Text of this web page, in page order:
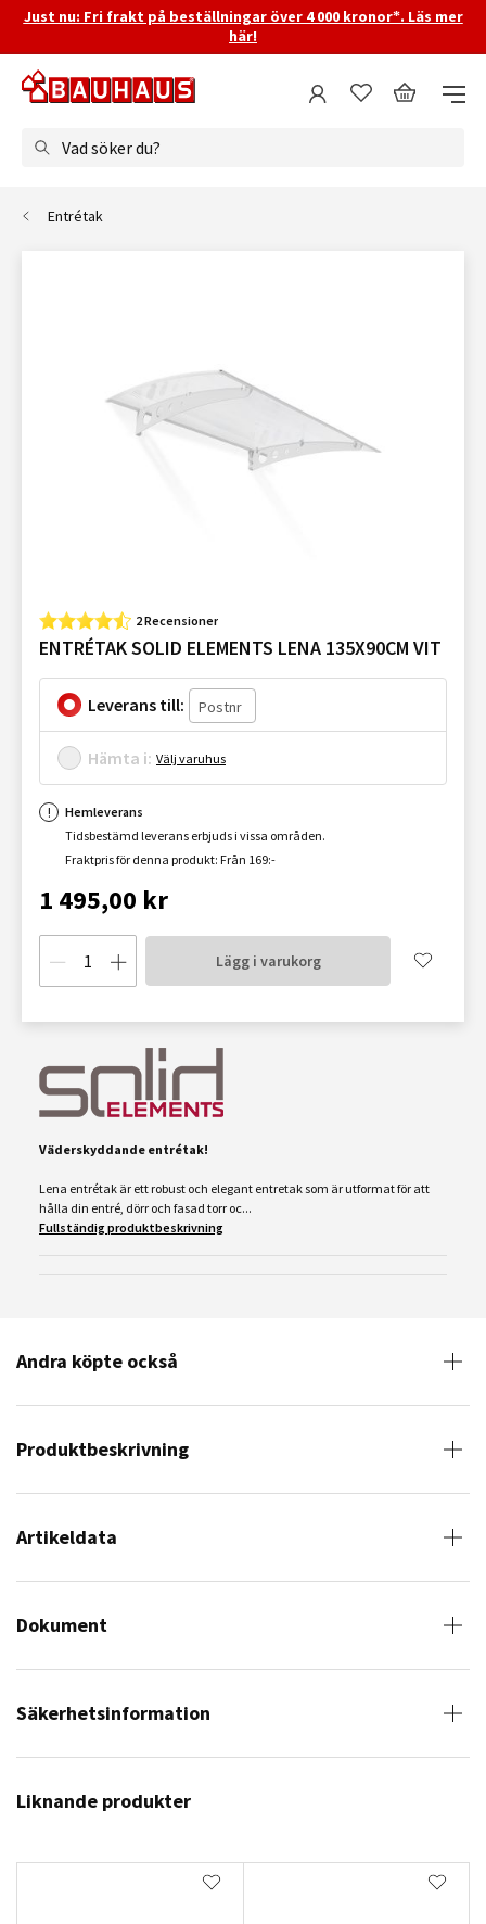
Just nu: Fri frakt på beställningar över 4 000 kronor*. Läs mer
här!
Vad söker du?
Entrétak
2 Recensioner
ENTRÉTAK SOLID ELEMENTS LENA 135X90CM VIT
Leverans till:
Hämta i: Välj varuhus
Hemleverans
Tidsbestämd leverans erbjuds i vissa områden.
Fraktpris för denna produkt: Från 169:-
1 495,00 kr
Lägg i varukorg
Väderskyddande entrétak!
Lena entrétak är ett robust och elegant entretak som är utformat för att
hålla din entré, dörr och fasad torr oc...
Fullständig produktbeskrivning
Andra köpte också
Produktbeskrivning
Artikeldata
Dokument
Säkerhetsinformation
Liknande produkter